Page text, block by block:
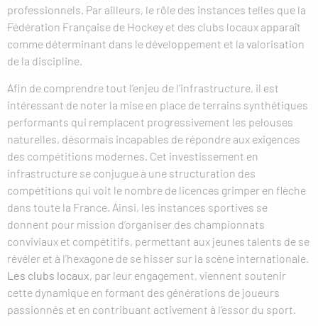
professionnels. Par ailleurs, le rôle des instances telles que la
Fédération Française de Hockey et des clubs locaux apparaît
comme déterminant dans le développement et la valorisation
de la discipline.
Afin de comprendre tout l’enjeu de l’infrastructure, il est
intéressant de noter la mise en place de terrains synthétiques
performants qui remplacent progressivement les pelouses
naturelles, désormais incapables de répondre aux exigences
des compétitions modernes. Cet investissement en
infrastructure se conjugue à une structuration des
compétitions qui voit le nombre de licences grimper en flèche
dans toute la France. Ainsi, les instances sportives se
donnent pour mission d’organiser des championnats
conviviaux et compétitifs, permettant aux jeunes talents de se
révéler et à l’hexagone de se hisser sur la scène internationale.
Les clubs locaux, par leur engagement, viennent soutenir
cette dynamique en formant des générations de joueurs
passionnés et en contribuant activement à l’essor du sport.